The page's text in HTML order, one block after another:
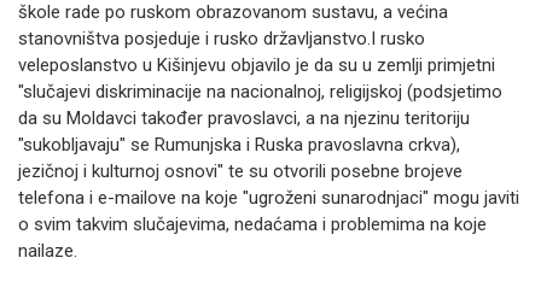
škole rade po ruskom obrazovanom sustavu, a većina
stanovništva posjeduje i rusko državljanstvo.I rusko
veleposlanstvo u Kišinjevu objavilo je da su u zemlji primjetni
"slučajevi diskriminacije na nacionalnoj, religijskoj (podsjetimo
da su Moldavci također pravoslavci, a na njezinu teritoriju
"sukobljavaju" se Rumunjska i Ruska pravoslavna crkva),
jezičnoj i kulturnoj osnovi" te su otvorili posebne brojeve
telefona i e-mailove na koje "ugroženi sunarodnjaci" mogu javiti
o svim takvim slučajevima, nedaćama i problemima na koje
nailaze.